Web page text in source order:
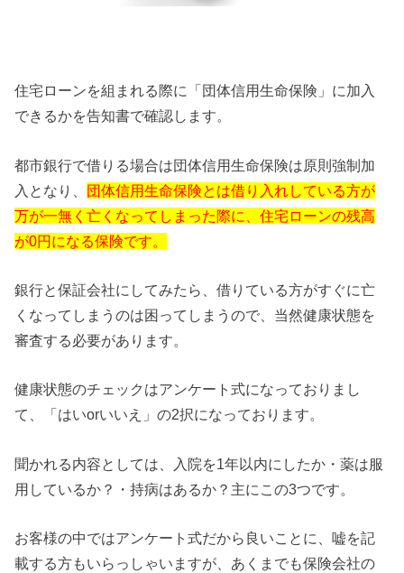
住宅ローンを組まれる際に「団体信用生命保険」に加入
できるかを告知書で確認します。
都市銀行で借りる場合は団体信用生命保険は原則強制加
入となり、 団体信用生命保険とは借り入れしている方が
万が一無く亡くなってしまった際に、住宅ローンの残高
が0円になる保険です。
銀行と保証会社にしてみたら、借りている方がすぐに亡
くなってしまうのは困ってしまうので、当然健康状態を
審査する必要があります。
健康状態のチェックはアンケート式になっておりまし
て、「はいorいいえ」の2択になっております。
聞かれる内容としては、入院を1年以内にしたか・薬は服
用しているか？・持病はあるか？主にこの3つです。
お客様の中ではアンケート式だから良いことに、嘘を記
載する方もいらっしゃいますが、あくまでも保険会社の